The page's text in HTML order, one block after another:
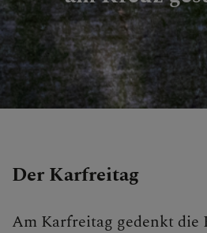
Der Karfreitag
Am Karfreitag gedenkt die